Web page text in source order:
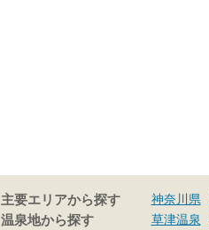
主要エリアから探す 神奈川県
温泉地から探す
草津温泉